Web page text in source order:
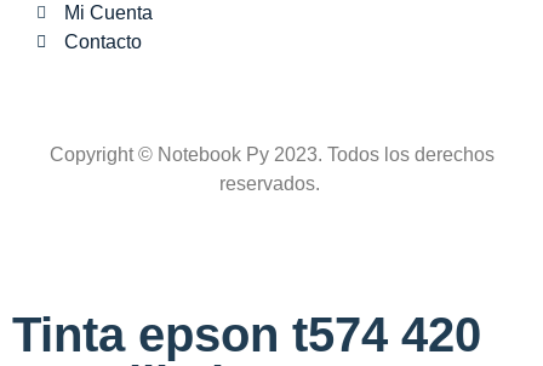
Mi Cuenta
Contacto
Copyright © Notebook Py 2023. Todos los derechos
reservados.
Tinta epson t574 420